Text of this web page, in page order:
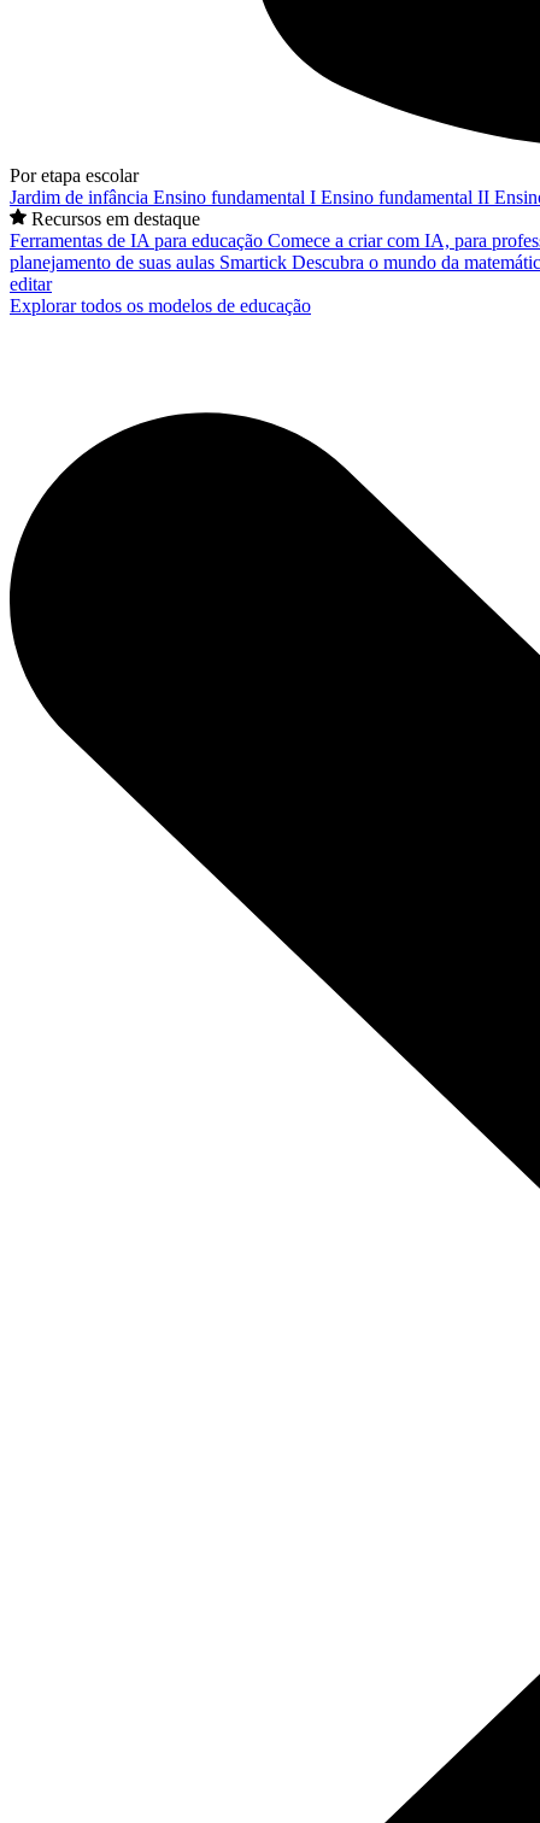
Por etapa escolar
Jardim de infância Ensino fundamental I Ensino fundamental II
Recursos em destaque
Ferramentas de IA para educação Comece a criar com IA, para
planejamento de suas aulas Smartick Descubra o mundo da
editar
Explorar todos os modelos de educação